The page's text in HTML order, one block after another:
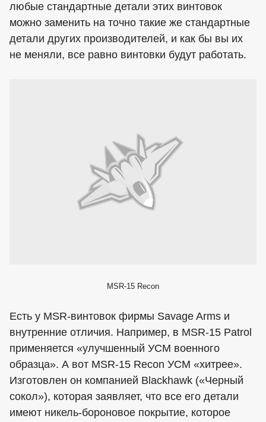
любые стандартные детали этих винтовок
можно заменить на точно такие же стандартные
детали других производителей, и как бы вы их
не меняли, все равно винтовки будут работать.
MSR-15 Recon
Есть у MSR-винтовок фирмы Savage Arms и
внутренние отличия. Например, в MSR-15 Patrol
применяется «улучшенный УСМ военного
образца». А вот MSR-15 Recon УСМ «хитрее».
Изготовлен он компанией Blackhawk («Черный
сокол»), которая заявляет, что все его детали
имеют никель-бороновое покрытие, которое